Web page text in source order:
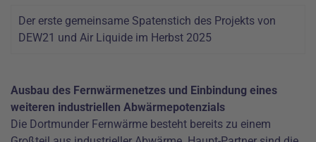
Der erste gemeinsame Spatenstich des Projekts von
DEW21 und Air Liquide im Herbst 2025
Ausbau des Fernwärmenetzes und Einbindung eines
weiteren industriellen Abwärmepotenzials
Die Dortmunder Fernwärme besteht bereits zu einem